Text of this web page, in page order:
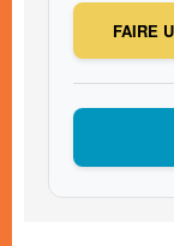
FAIRE